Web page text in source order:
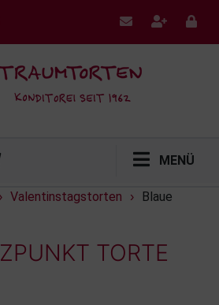
MENÜ
› Valentinstagstorten ›
Blaue
TORTE